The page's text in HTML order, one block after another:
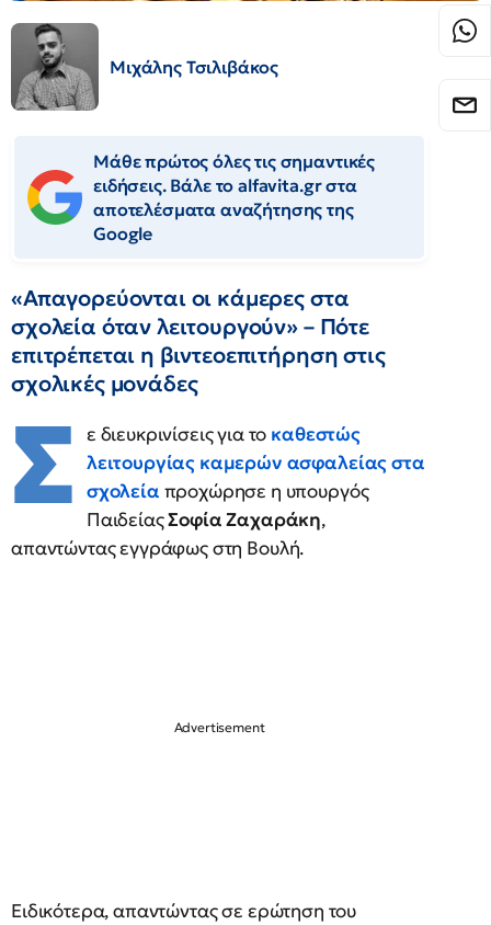
Μιχάλης Τσιλιβάκος
Μάθε πρώτος όλες τις σημαντικές
ειδήσεις. Βάλε το alfavita.gr στα
αποτελέσματα αναζήτησης της
Google
«Απαγορεύονται οι κάμερες στα
σχολεία όταν λειτουργούν» – Πότε
επιτρέπεται η βιντεοεπιτήρηση στις
σχολικές μονάδες
Σ ε διευκρινίσεις για το καθεστώς
λειτουργίας καμερών ασφαλείας στα
σχολεία προχώρησε η υπουργός
ΠαιδείαςΣοφία Ζαχαράκη,
απαντώντας εγγράφως στη Βουλή.
Ειδικότερα, απαντώντας σε ερώτηση του